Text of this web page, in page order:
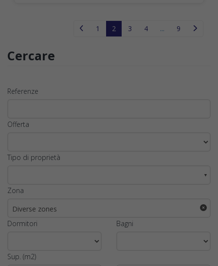
1 2 3 4 ... 9
Cercare
Referenze
Offerta
Tipo di proprietà
▼
Zona
Diverse zones
Dormitori
Bagni
Sup. (m2)